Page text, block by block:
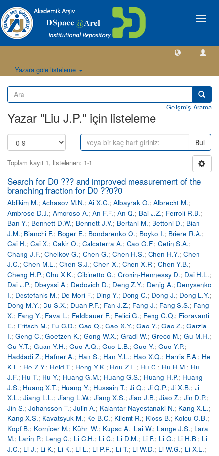
Geçiş
Yazara göre listeleme
Gelişmiş Arama
Yazar "Liu J.P." için listeleme
Bul
Toplam kayıt 1, listelenen: 1-1
Search for D0 ??? and improved measurement of the
branching fraction for D0 ??0?0
Ablikim M.; Achasov M.N.; Ai X.C.; Albayrak O.; Albrecht M.;
Ambrose D.J.; Amoroso A.; An F.F.; An Q.; Bai J.Z.; Ferroli R.B.;
Ban Y.; Bennett D.W.; Bennett J.V.; Bertani M.; Bettoni D.; Bian
J.M.; Bianchi F.; Boger E.; Bondarenko O.; Boyko I.; Briere R.A.;
Cai H.; Cai X.; Cakir O.; Calcaterra A.; Cao G.F.; Cetin S.A.;
Chang J.F.; Chelkov G.; Chen G.; Chen H.S.; Chen H.Y.; Chen
J.C.; Chen M.L.; Chen S.J.; Chen X.; Chen X.R.; Chen Y.B.;
Cheng H.P.; Chu X.K.; Cibinetto G.; Cronin-Hennessy D.; Dai H.L.;
Dai J.P.; Dbeyssi A.; Dedovich D.; Deng Z.Y.; Denig A.; Denysenko
I.; Destefanis M.; De Mori F.; Ding Y.; Dong C.; Dong J.; Dong L.Y.;
Dong M.Y.; Du S.X.; Duan P.F.; Fan J.Z.; Fang J.; Fang S.S.; Fang
X.; Fang Y.; Fava L.; Feldbauer F.; Felici G.; Feng C.Q.; Fioravanti
E.; Fritsch M.; Fu C.D.; Gao Q.; Gao X.Y.; Gao Y.; Gao Z.; Garzia
I.; Geng C.; Goetzen K.; Gong W.X.; Gradl W.; Greco M.; Gu M.H.;
Gu Y.T.; Guan Y.H.; Guo A.Q.; Guo L.B.; Guo Y.; Guo Y.P.;
Haddadi Z.; Hafner A.; Han S.; Han Y.L.; Hao X.Q.; Harris F.A.; He
K.L.; He Z.Y.; Held T.; Heng Y.K.; Hou Z.L.; Hu C.; Hu H.M.; Hu
J.F.; Hu T.; Hu Y.; Huang G.M.; Huang G.S.; Huang H.P.; Huang
J.S.; Huang X.T.; Huang Y.; Hussain T.; Ji Q.; Ji Q.P.; Ji X.B.; Ji
X.L.; Jiang L.L.; Jiang L.W.; Jiang X.S.; Jiao J.B.; Jiao Z.; Jin D.P.;
Jin S.; Johansson T.; Julin A.; Kalantar-Nayestanaki N.; Kang X.L.;
Kang X.S.; Kavatsyuk M.; Ke B.C.; Kliemt R.; Kloss B.; Kolcu O.B.;
Kopf B.; Kornicer M.; Kühn W.; Kupsc A.; Lai W.; Lange J.S.; Lara
M.; Larin P.; Leng C.; Li C.H.; Li C.; Li D.M.; Li F.; Li G.; Li H.B.; Li
J.C.; Li J.; Li K.; Li K.; Li L.; Li P.R.; Li T.; Li W.D.; Li W.G.; Li X.L.;